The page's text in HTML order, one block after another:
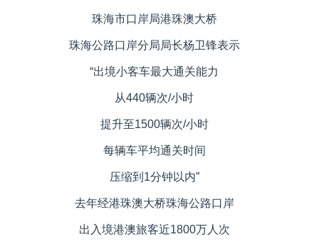
珠海市口岸局港珠澳大桥
珠海公路口岸分局局长杨卫锋表示
“出境小客车最大通关能力
从440辆次/小时
提升至1500辆次/小时
每辆车平均通关时间
压缩到1分钟以内”
去年经港珠澳大桥珠海公路口岸
出入境港澳旅客近1800万人次